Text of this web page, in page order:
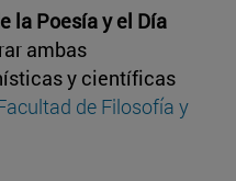
la Poesía y el Día
ambas
y científicas
de Filosofía y